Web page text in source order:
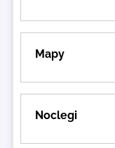
Mapy
Noclegi